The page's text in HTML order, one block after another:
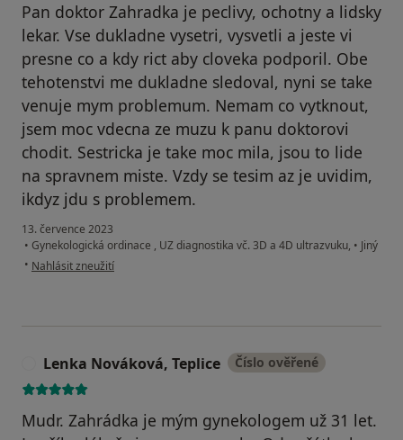
Pan doktor Zahradka je peclivy, ochotny a lidsky
lekar. Vse dukladne vysetri, vysvetli a jeste vi
presne co a kdy rict aby cloveka podporil. Obe
tehotenstvi me dukladne sledoval, nyni se take
venuje mym problemum. Nemam co vytknout,
jsem moc vdecna ze muzu k panu doktorovi
chodit. Sestricka je take moc mila, jsou to lide
na spravnem miste. Vzdy se tesim az je uvidim,
ikdyz jdu s problemem.
13. července 2023
• Gynekologická ordinace , UZ diagnostika vč. 3D a 4D ultrazvuku, • Jiný
• podle názoru uživatele Monika H
Nahlásit zneužití
Lenka Nováková, Teplice Číslo ověřené
Mudr. Zahrádka je mým gynekologem už 31 let.